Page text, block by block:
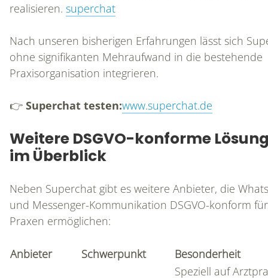
DAS IST CONAMED
ANALYSE & STRATEGIE
PRAXISWEBSITE
realisieren. superchat
Nach unseren bisherigen Erfahrungen lässt sich
ohne signifikanten Mehraufwand in die bestehende
Praxisorganisation integrieren.
👉 Superchat testen:www.superchat.de
Weitere DSGVO-konforme
im Überblick
Neben Superchat gibt es weitere Anbieter, die
und Messenger-Kommunikation DSGVO-konform für
Praxen ermöglichen:
Anbieter Schwerpunkt Besonderheit
Speziell auf